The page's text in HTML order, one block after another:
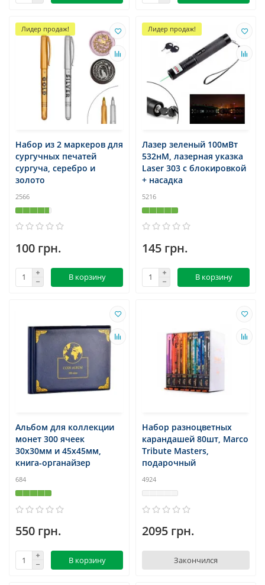
Лидер продаж!
Набор из 2 маркеров для
сургучных печатей
сургуча, серебро и
золото
2566
100 грн.
В корзину
Лидер продаж!
Лазер зеленый 100мВт
532нМ, лазерная указка
Laser 303 с блокировкой
+ насадка
5216
145 грн.
В корзину
Альбом для коллекции
монет 300 ячеек
30х30мм и 45х45мм,
книга-органайзер
684
550 грн.
В корзину
Набор разноцветных
карандашей 80шт, Marco
Tribute Masters,
подарочный
4924
2095 грн.
Закончился